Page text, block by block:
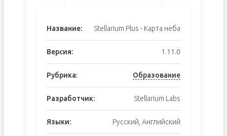
Название: Stellarium Plus - Карта неба
Версия: 1.11.0
Рубрика: Образование
Разработчик: Stellarium Labs
Языки: Русский, Английский